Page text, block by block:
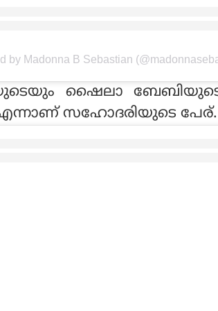
by Madonna B Sebastian
ഷൈലാ
സഹോദരിയുടെ പേര്.